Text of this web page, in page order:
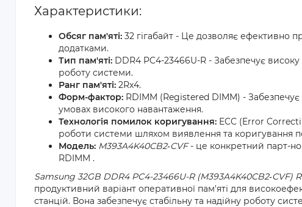
Характеристики:
Обсяг пам'яті: 32 гігабайт - Це дозволяє ефективно
додатками.
Тип пам'яті: DDR4 PC4-23466U-R - Забезпечує
роботу системи.
Ранг пам'яті: 2Rx4.
Форм-фактор: RDIMM (Registered DIMM) - Забезпечує
умовах високого навантаження.
Технологія помилок коригування: ECC (Error
роботи системи шляхом виявлення та коригування
Модель: M393A4K40CB2‐CVF- це конкретний парт-
RDIMM .
Samsung 32GB DDR4 PC4-23466U-R (M393A4K40CB2‐CVF)
продуктивний варіант оперативної пам'яті для
станцій. Вона забезпечує стабільну та надійну роботу